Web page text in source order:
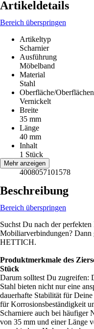
Artikeldetails
Bereich überspringen
Artikeltyp
Scharnier
Ausführung
Möbelband
Material
Stahl
Oberfläche/
Vernickelt
Breite
35 mm
Länge
40 mm
Inhalt
1 Stück
EAN
4008057101578
Mehr anzeigen
Beschreibung
Bereich überspringen
Suchst Du nach der
Mobiliarverbindungen? Dann
HETTICH.
Produktmerkmale des
Stück
Darum solltest Du zugreifen:
Stahl bieten nicht nur eine
dauerhafte Stabilität für
für Korrosionsbeständigkeit
Scharniere auch bei häufiger
von 35 mm und einer Länge